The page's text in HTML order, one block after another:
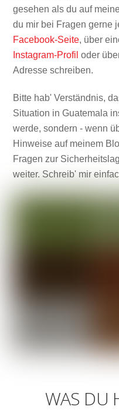
gesehen als du auf
du mir bei Fragen gerne
Facebook-Seite, über
Instagram-Profil oder
Adresse schreiben.
Bitte hab' Verständnis,
Situation in Guatemala
werde, sondern - wenn
Hinweise auf meinem
Fragen zur
weiter. Schreib' mir
WAS DU